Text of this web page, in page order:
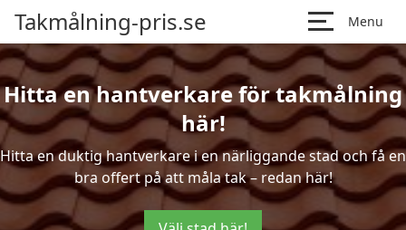
Takmålning-pris.se Menu
Hitta en hantverkare för takmålning
här!
Hitta en duktig hantverkare i en närliggande stad och få en
bra offert på att måla tak – redan här!